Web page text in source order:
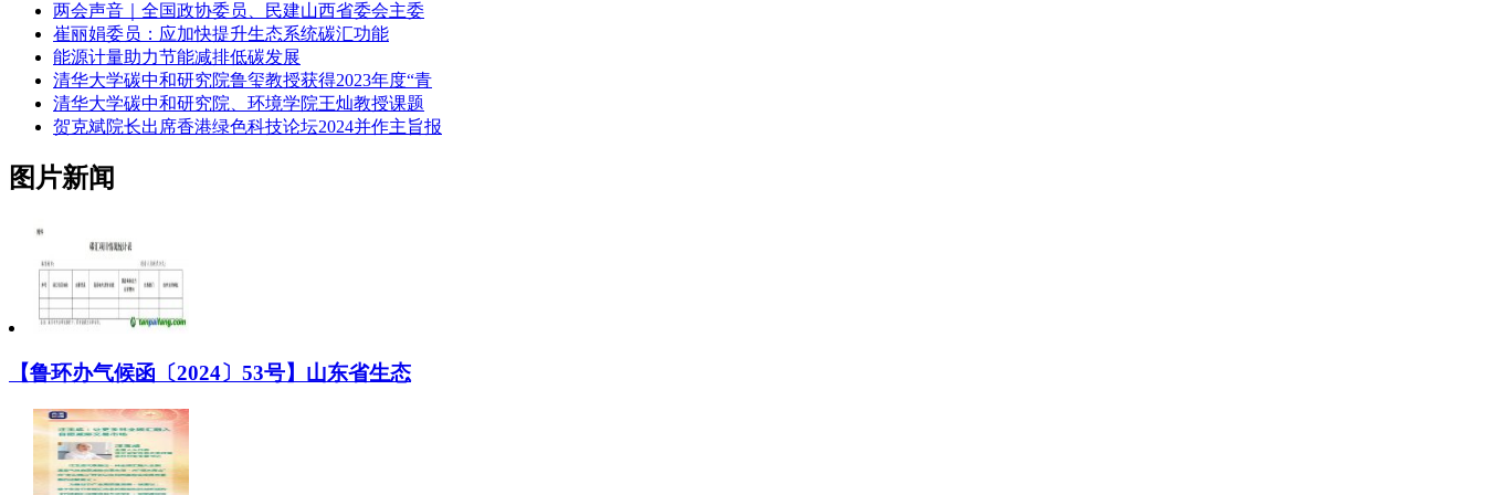
两会声音｜全国政协委员、民建山西省委会主委
崔丽娟委员：应加快提升生态系统碳汇功能
能源计量助力节能减排低碳发展
清华大学碳中和研究院鲁玺教授获得2023年度“青
清华大学碳中和研究院、环境学院王灿教授课题
贺克斌院长出席香港绿色科技论坛2024并作主旨报
图片新闻
【鲁环办气候函〔2024〕53号】山东省生态